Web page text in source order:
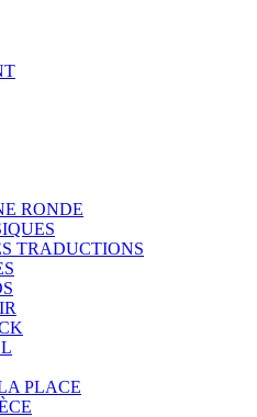
RONDE
TRADUCTIONS
PLACE